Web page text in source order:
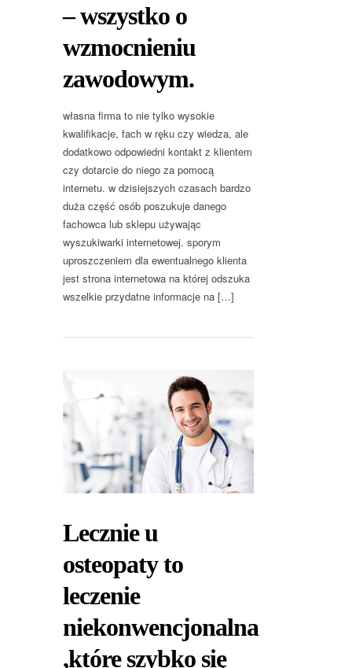
– wszystko o
wzmocnieniu
zawodowym.
własna firma to nie tylko wysokie
kwalifikacje, fach w ręku czy wiedza, ale
dodatkowo odpowiedni kontakt z klientem
czy dotarcie do niego za pomocą
internetu. w dzisiejszych czasach bardzo
duża część osób poszukuje danego
fachowca lub sklepu używając
wyszukiwarki internetowej. sporym
uproszczeniem dla ewentualnego klienta
jest strona internetowa na której odszuka
wszelkie przydatne informacje na […]
Lecznie u
osteopaty to
leczenie
niekonwencjonalna
,które szybko się